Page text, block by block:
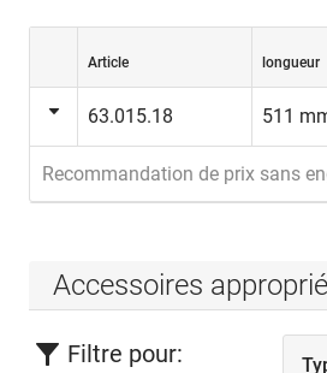
Article longueur
63.015.18 511
Recommandation de prix sans
Accessoires
Filtre pour: